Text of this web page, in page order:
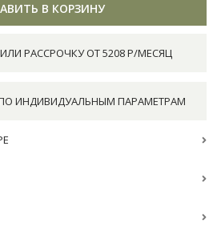
В КОРЗИНУ
РАССРОЧКУ ОТ 5208 Р/МЕСЯЦ
ИНДИВИДУАЛЬНЫМ ПАРАМЕТРАМ